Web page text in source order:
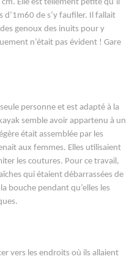
Elle est tellement petite qu’il
d’1m60 de s’y faufiler. Il fallait
genoux des inuits pour y
n’était pas évident ! Gare
personne et est adapté à la
semble avoir appartenu à un
était assemblée par les
aux femmes. Elles utilisaient
les coutures. Pour ce travail,
qui étaient débarrassées de
bouche pendant qu’elles les
vers les endroits où ils allaient